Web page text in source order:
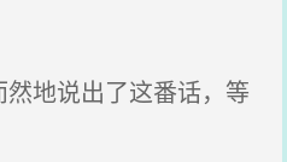
地说出了这番话，等